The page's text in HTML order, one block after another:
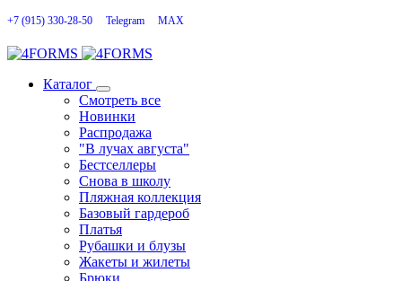
+7 (915) 330-28-50 Telegram MAX
Каталог
Смотреть все
Новинки
Распродажа
"В лучах августа"
Бестселлеры
Снова в школу
Пляжная коллекция
Базовый гардероб
Платья
Рубашки и блузы
Жакеты и жилеты
Брюки